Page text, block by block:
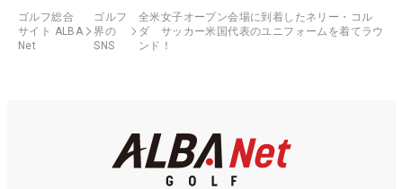
ゴルフ総合
サイト ALBA
Net
ゴルフ
界の
SNS
全米女子オープン会場に到着したネリー・コル
ダ サッカー米国代表のユニフォームを着てラウ
ンド！